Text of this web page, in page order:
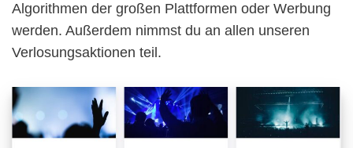
Algorithmen der großen Plattformen oder Werbung
werden. Außerdem nimmst du an allen unseren
Verlosungsaktionen teil.